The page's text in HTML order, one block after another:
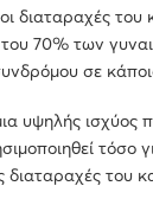
διαταραχές
70% των
σε
υψηλής ισχύος
του